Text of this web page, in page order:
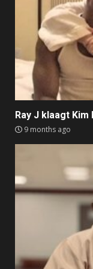
Ray J klaagt
9 months ago